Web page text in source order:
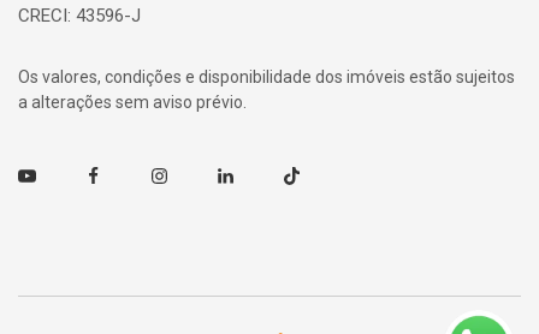
CRECI: 43596-J
Os valores, condições e disponibilidade dos imóveis estão sujeitos
a alterações sem aviso prévio.
Youtube FacebookInstagramLinkedin TikTok